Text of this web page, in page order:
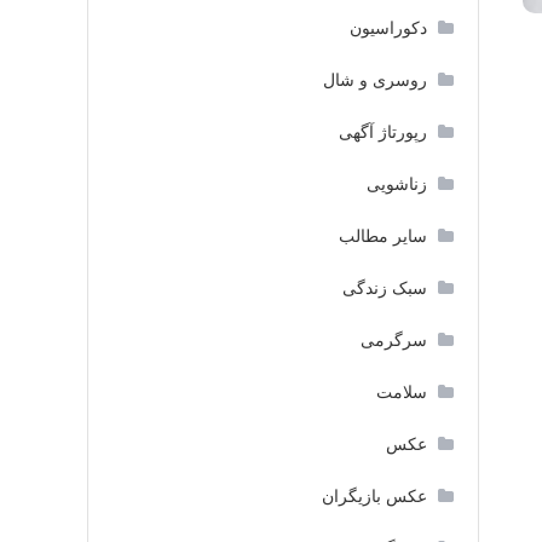
دکوراسیون
روسری و شال
رپورتاژ آگهی
زناشویی
سایر مطالب
سبک زندگی
سرگرمی
سلامت
عکس
عکس بازیگران